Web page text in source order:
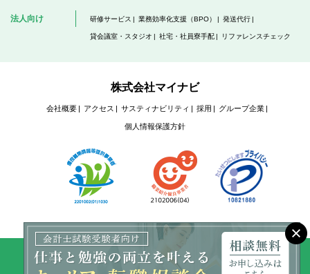
法人向け 研修サービス 業務効率化支援（BPO） 発送代行
貸会議室・スタジオ 社宅・社員寮手配 リファレンスチェック
株式会社マイナビ
会社概要 アクセス サスティナビリティ 採用 グループ企業
個人情報保護方針
Copyright © Mynavi Corporation